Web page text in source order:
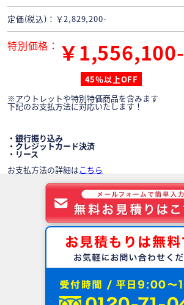
定価(税込) ￥2,829,200-
特別価格 ￥1,556,100-
45％以上OFF
※アウトレットや特別特価商品を含みます
下記のお支払方法に対応いたします！
・銀行振り込み
・クレジットカード決済
・リース
お支払方法の詳細はこちら